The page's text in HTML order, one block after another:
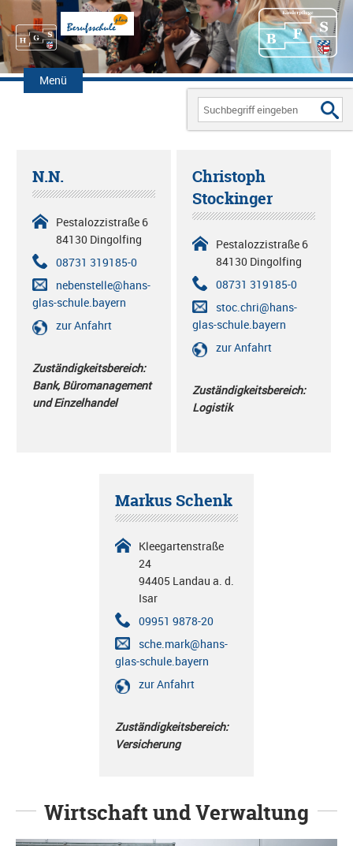
Menü
Zum
Inhalt
Search
for:
N.N.
Pestalozzistraße 6
84130 Dingolfing
08731 319185-0
nebenstelle@hans-
glas-schule.bayern
zur Anfahrt
Zuständigkeitsbereich:
Bank, Büromanagement
und Einzelhandel
Christoph
Stockinger
Pestalozzistraße 6
84130 Dingolfing
08731 319185-0
stoc.chri@hans-
glas-schule.bayern
zur Anfahrt
Zuständigkeitsbereich:
Logistik
Markus Schenk
Kleegartenstraße
24
94405 Landau a. d.
Isar
09951 9878-20
sche.mark@hans-
glas-schule.bayern
zur Anfahrt
Zuständigkeitsbereich:
Versicherung
Wirtschaft und Verwaltung